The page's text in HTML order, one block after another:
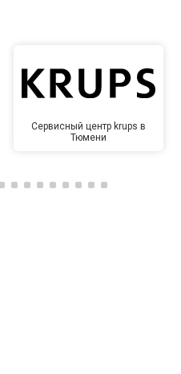
Сервисный центр krups в
Тюмени